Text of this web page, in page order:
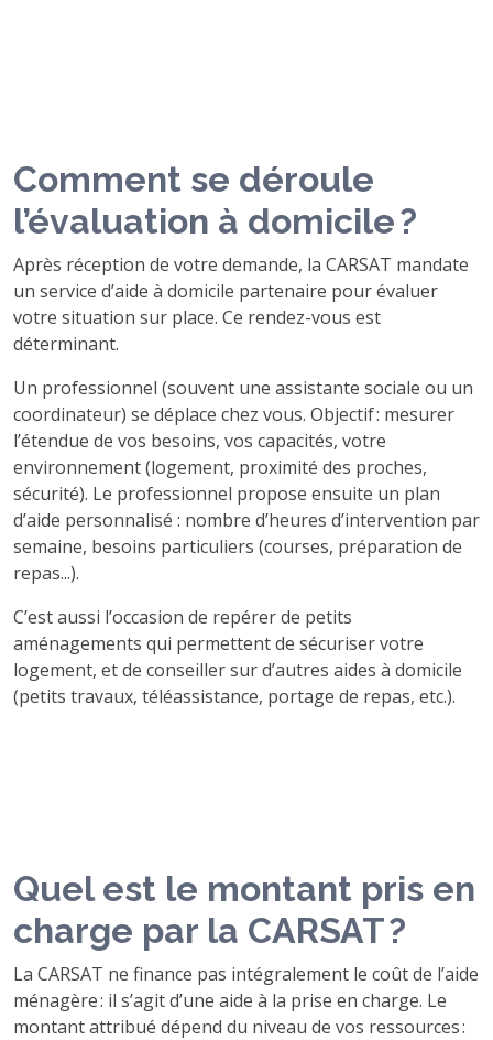
Comment se déroule
l’évaluation à domicile ?
Après réception de votre demande, la CARSAT mandate
un service d’aide à domicile partenaire pour évaluer
votre situation sur place. Ce rendez-vous est
déterminant.
Un professionnel (souvent une assistante sociale ou un
coordinateur) se déplace chez vous. Objectif : mesurer
l’étendue de vos besoins, vos capacités, votre
environnement (logement, proximité des proches,
sécurité). Le professionnel propose ensuite un plan
d’aide personnalisé : nombre d’heures d’intervention par
semaine, besoins particuliers (courses, préparation de
repas...).
C’est aussi l’occasion de repérer de petits
aménagements qui permettent de sécuriser votre
logement, et de conseiller sur d’autres aides à domicile
(petits travaux, téléassistance, portage de repas, etc.).
Quel est le montant pris en
charge par la CARSAT ?
La CARSAT ne finance pas intégralement le coût de l’aide
ménagère : il s’agit d’une aide à la prise en charge. Le
montant attribué dépend du niveau de vos ressources :